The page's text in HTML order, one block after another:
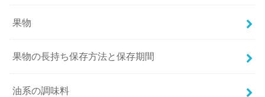
果物
果物の長持ち保存方法と保存期間
油系の調味料